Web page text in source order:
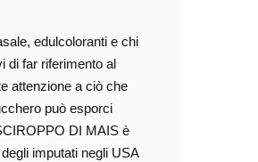
edulcoloranti e chi
di far riferimento al
attenzione a ciò che
può esporci
DI MAIS è
imputati negli USA